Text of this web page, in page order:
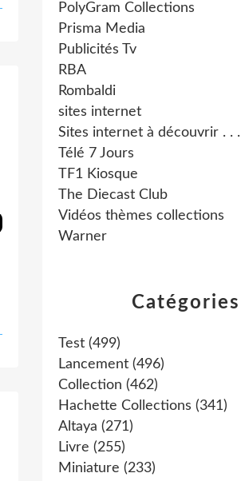
Catégories
Test (499)
Lancement (496)
Collection (462)
Hachette Collections (341)
Altaya (271)
Livre (255)
Miniature (233)
PolyGram Collections
Prisma Media
Publicités Tv
RBA
Rombaldi
sites internet
Sites internet à découvrir . . .
Télé 7 Jours
TF1 Kiosque
The Diecast Club
Vidéos thèmes collections
Warner